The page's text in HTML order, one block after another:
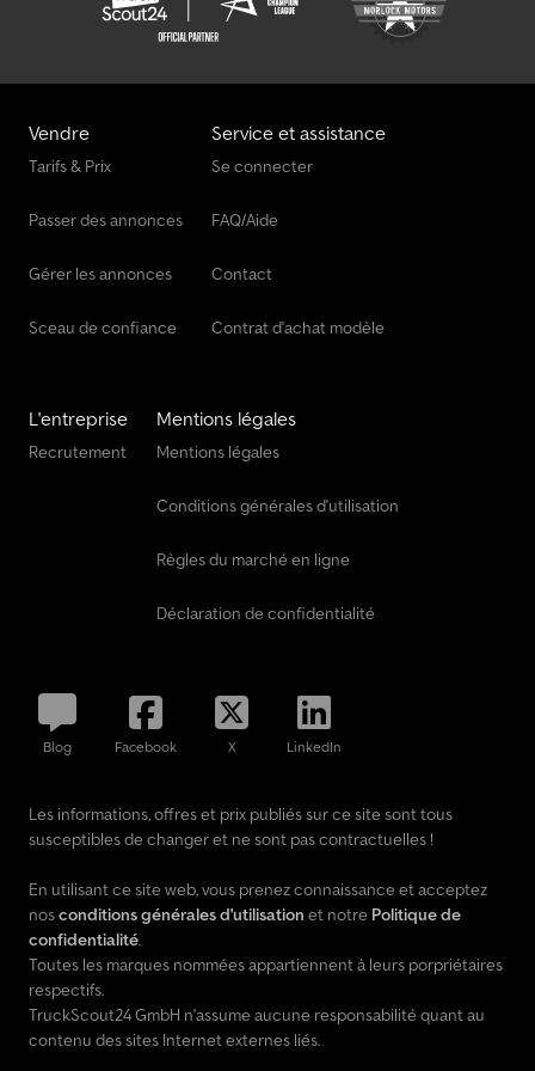
galvanisé et peint à la poudre, non freiné, garantie incluse, pour le
transport de deux motos, 2 x cale-moto, réglable, angle
Vendre
Tarifs & Prix
Passer des annonces
Gérer les annonces
Sceau de confiance
Service et assistance
Se connecter
FAQ/Aide
Contact
Contrat d'achat modèle
L'entreprise
Recrutement
Mentions légales
Mentions légales
Conditions générales d'utilisation
Règles du marché en ligne
Déclaration de confidentialité
Blog Facebook X LinkedIn
Les informations, offres et prix publiés sur ce site sont tous
susceptibles de changer et ne sont pas contractuelles !
En utilisant ce site web, vous prenez connaissance et acceptez
nosconditions générales d'utilisation et notre Politique de
confidentialité.
Toutes les marques nommées appartiennent à leurs porpriétaires
respectifs.
TruckScout24 GmbH n'assume aucune responsabilité quant au
contenu des sites Internet externes liés.